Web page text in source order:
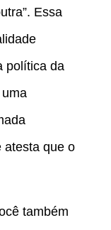
Essa
política da
atesta que o
também